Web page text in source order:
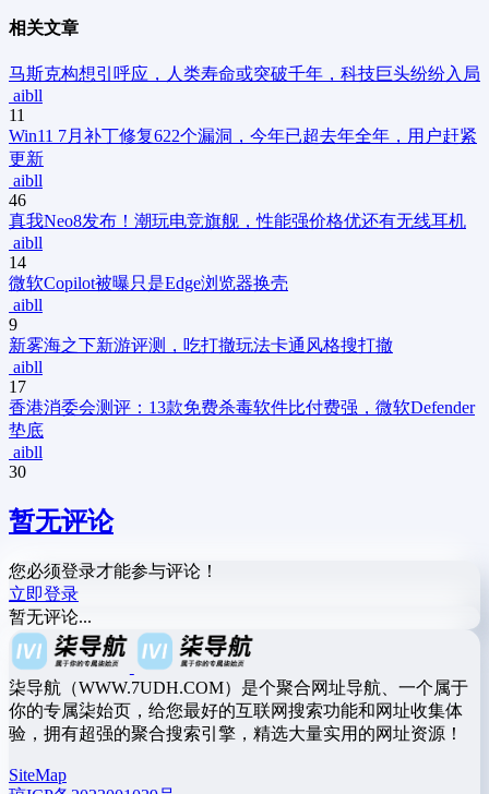
相关文章
马斯克构想引呼应，人类寿命或突破千年，科技巨头纷纷入局
aibll
11
Win11 7月补丁修复622个漏洞，今年已超去年全年，用户赶紧
更新
aibll
46
真我Neo8发布！潮玩电竞旗舰，性能强价格优还有无线耳机
aibll
14
微软Copilot被曝只是Edge浏览器换壳
aibll
9
新雾海之下新游评测，吃打撤玩法卡通风格搜打撤
aibll
17
香港消委会测评：13款免费杀毒软件比付费强，微软Defender
垫底
aibll
30
暂无评论
您必须登录才能参与评论！
立即登录
暂无评论...
柒导航（WWW.7UDH.COM）是个聚合网址导航、一个属于
你的专属柒始页，给您最好的互联网搜索功能和网址收集体
验，拥有超强的聚合搜索引擎，精选大量实用的网址资源！
SiteMap